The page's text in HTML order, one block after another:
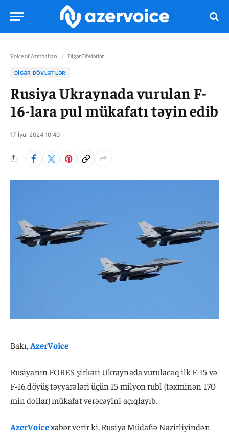
Voice of Azerbaijan / Digər Dövlətlər
DIGƏR DÖVLƏTLƏR
Rusiya Ukraynada vurulan F-
16-lara pul mükafatı təyin edib
17 İyul 2024 10:40
Bakı,AzerVoice
Rusiyanın FORES şirkəti Ukraynada vurulacaq ilk F-15 və
F-16 döyüş təyyarələri üçün 15 milyon rubl (təxminən 170
min dollar) mükafat verəcəyini açıqlayıb.
AzerVoicexəbər verir ki, Rusiya Müdafiə Nazirliyindən